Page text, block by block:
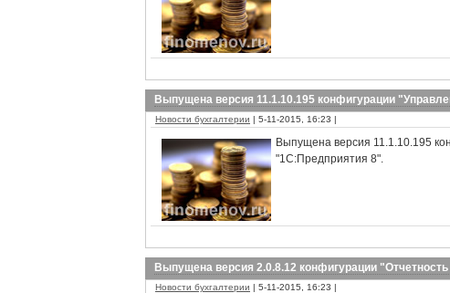
Выпущена версия 11.1.10.195 конфигурации
Новости бухгалтерии | 5-11-2015, 16:23 |
Выпущена версия 11.1.10.195
"1С:Предприятия 8".
Выпущена версия 2.0.8.12 конфигурации
Новости бухгалтерии | 5-11-2015, 16:23 |